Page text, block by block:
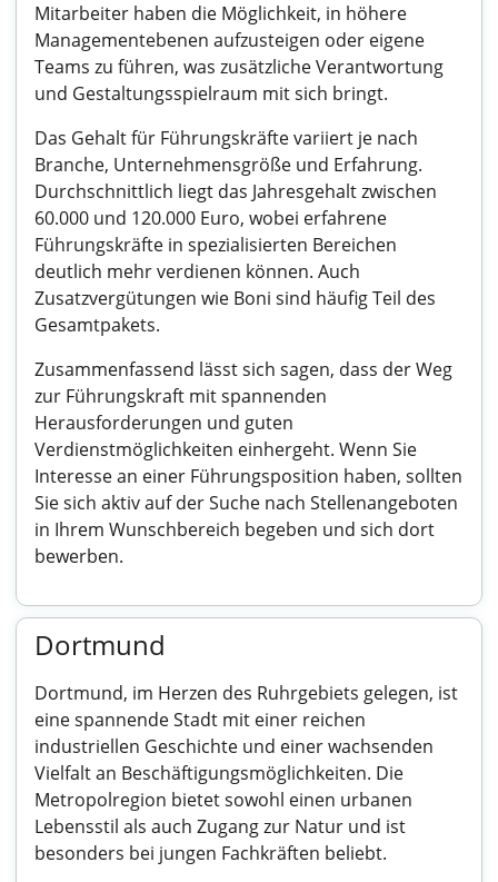
Mitarbeiter haben die Möglichkeit, in höhere
Managementebenen aufzusteigen oder eigene
Teams zu führen, was zusätzliche Verantwortung
und Gestaltungsspielraum mit sich bringt.
Das Gehalt für Führungskräfte variiert je nach
Branche, Unternehmensgröße und Erfahrung.
Durchschnittlich liegt das Jahresgehalt zwischen
60.000 und 120.000 Euro, wobei erfahrene
Führungskräfte in spezialisierten Bereichen
deutlich mehr verdienen können. Auch
Zusatzvergütungen wie Boni sind häufig Teil des
Gesamtpakets.
Zusammenfassend lässt sich sagen, dass der Weg
zur Führungskraft mit spannenden
Herausforderungen und guten
Verdienstmöglichkeiten einhergeht. Wenn Sie
Interesse an einer Führungsposition haben, sollten
Sie sich aktiv auf der Suche nach Stellenangeboten
in Ihrem Wunschbereich begeben und sich dort
bewerben.
Dortmund
Dortmund, im Herzen des Ruhrgebiets gelegen, ist
eine spannende Stadt mit einer reichen
industriellen Geschichte und einer wachsenden
Vielfalt an Beschäftigungsmöglichkeiten. Die
Metropolregion bietet sowohl einen urbanen
Lebensstil als auch Zugang zur Natur und ist
besonders bei jungen Fachkräften beliebt.